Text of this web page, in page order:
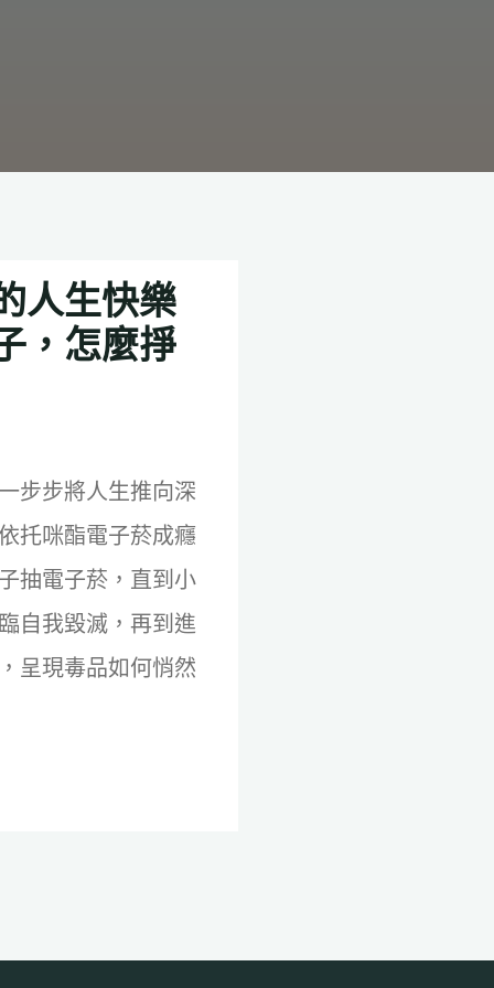
人生快樂
，怎麼掙
步步將人生推向深
托咪酯電子菸成癮
抽電子菸，直到小
自我毀滅，再到進
呈現毒品如何悄然